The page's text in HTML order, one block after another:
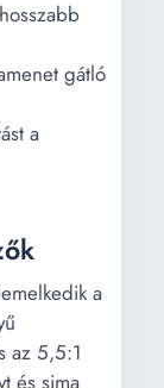
gátló
a
a
az 5,5:1
és sima